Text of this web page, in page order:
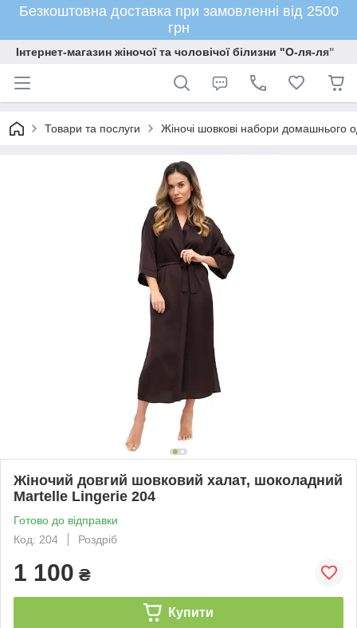
Безкоштовна доставка при замовленні від 2500
грн
Інтернет-магазин жіночої та чоловічої білизни "О-ля-ля"
Товари та послуги Жіночі шовкові набори домашнього
Жіночий довгий шовковий халат, шоколадний
Martelle Lingerie 204
Готово до відправки
Код: 204
Роздріб
1 100 ₴
Купити